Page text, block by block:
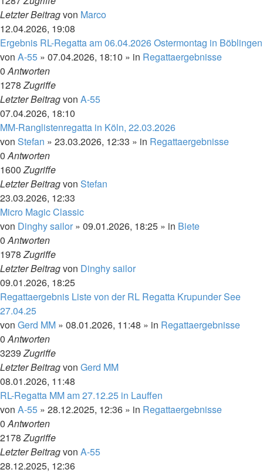
Letzter Beitragvon Marco
12.04.2026, 19:08
Ergebnis RL-Regatta am 06.04.2026 Ostermontag in Böblingen
von A-55 » 07.04.2026, 18:10 » in Regattaergebnisse
0Antworten
1278Zugriffe
Letzter Beitragvon A-55
07.04.2026, 18:10
MM-Ranglistenregatta in Köln, 22.03.2026
von Stefan » 23.03.2026, 12:33 » in Regattaergebnisse
0Antworten
1600Zugriffe
Letzter Beitragvon Stefan
23.03.2026, 12:33
Micro Magic Classic
von Dinghy sailor » 09.01.2026, 18:25 » in Biete
0Antworten
1978Zugriffe
Letzter Beitragvon Dinghy sailor
09.01.2026, 18:25
Regattaergebnis Liste von der RL Regatta Krupunder See
27.04.25
von Gerd MM » 08.01.2026, 11:48 » in Regattaergebnisse
0Antworten
3239Zugriffe
Letzter Beitragvon Gerd MM
08.01.2026, 11:48
RL-Regatta MM am 27.12.25 in Lauffen
von A-55 » 28.12.2025, 12:36 » in Regattaergebnisse
0Antworten
2178Zugriffe
Letzter Beitragvon A-55
28.12.2025, 12:36